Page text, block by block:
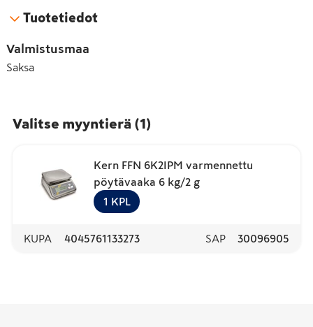
Tuotetiedot
Valmistusmaa
Saksa
Valitse myyntierä (1)
Kern FFN 6K2IPM varmennettu
pöytävaaka 6 kg/2 g
1 KPL
KUPA 4045761133273 SAP 30096905